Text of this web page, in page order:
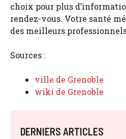
choix pour plus
rendez-vous. Votre santé
des meilleurs
Sources :
ville de Grenoble
wiki de Grenoble
DERNIERS ARTICLES